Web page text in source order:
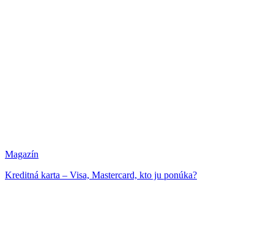
Magazín
Kreditná karta – Visa, Mastercard, kto ju ponúka?